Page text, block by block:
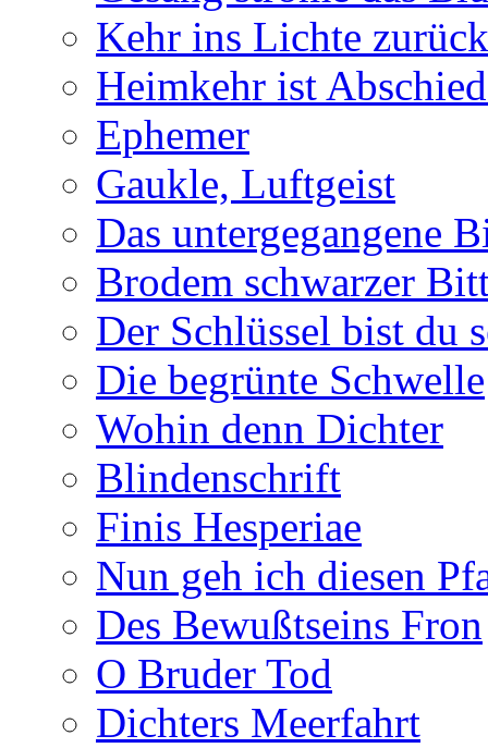
Kehr ins Lichte zurück
Heimkehr ist
Ephemer
Gaukle, Luftgeist
Das untergegangene
Brodem schwarzer
Der Schlüssel bist du
Die begrünte Schwelle
Wohin denn Dichter
Blindenschrift
Finis Hesperiae
Nun geh ich diesen
Des Bewußtseins Fron
O Bruder Tod
Dichters Meerfahrt